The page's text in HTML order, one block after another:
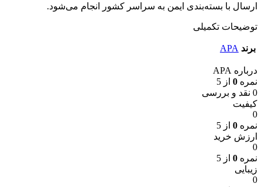
ارسال با بسته‌بندی ایمن به سراسر کشور انجام می‌شود.
توضیحات تکمیلی
برند APA
درباره APA
نمره 0 از 5
0 نقد و بررسی
کیفیت
0
نمره 0 از 5
ارزش خرید
0
نمره 0 از 5
زیبایی
0